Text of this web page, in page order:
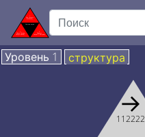
Уровень 1 структура
→
112222